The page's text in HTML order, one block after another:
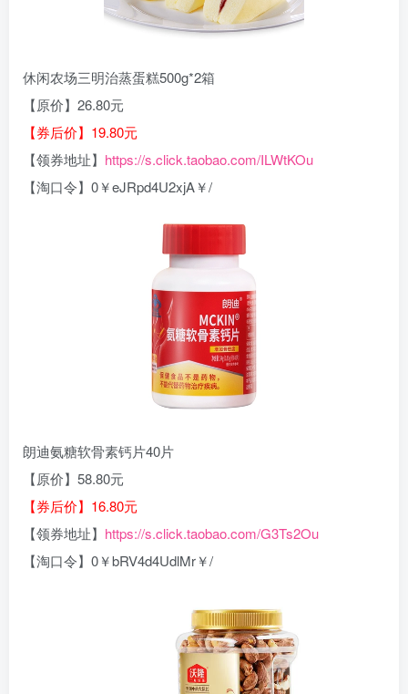
休闲农场三明治蒸蛋糕500g*2箱
【原价】26.80元
【券后价】19.80元
【领券地址】 https://s.click.taobao.com/ILWtKOu
【淘口令】0￥eJRpd4U2xjA￥/
朗迪氨糖软骨素钙片40片
【原价】58.80元
【券后价】16.80元
【领券地址】 https://s.click.taobao.com/G3Ts2Ou
【淘口令】0￥bRV4d4UdlMr￥/